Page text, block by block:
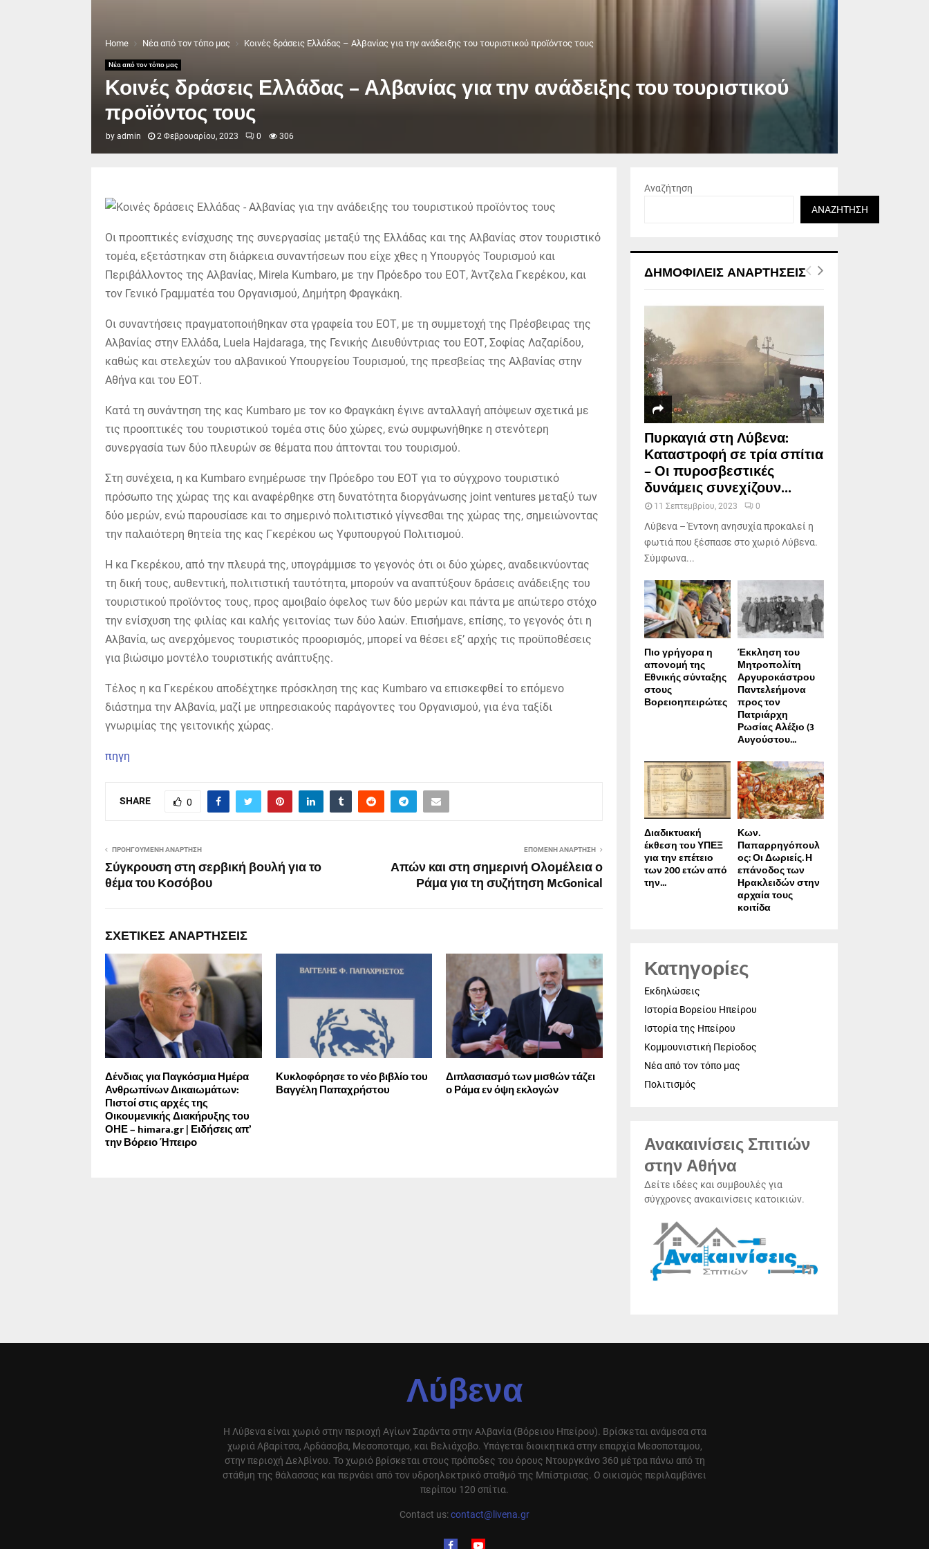
Home Νέα από τον τόπο μας Κοινές δράσεις Ελλάδας – Αλβανίας για την ανάδειξης του τουριστικού προϊόντος τους
Νέα από τον τόπο μας
Κοινές δράσεις Ελλάδας – Αλβανίας για την ανάδειξης του τουριστικού
προϊόντος τους
by admin 2 Φεβρουαρίου, 2023 0 306
Οι προοπτικές ενίσχυσης της συνεργασίας μεταξύ της Ελλάδας και της Αλβανίας στον τουριστικό
τομέα, εξετάστηκαν στη διάρκεια συναντήσεων που είχε χθες η Υπουργός Τουρισμού και
Περιβάλλοντος της Αλβανίας, Mirela Kumbaro, με την Πρόεδρο του ΕΟΤ, Άντζελα Γκερέκου, και
τον Γενικό Γραμματέα του Οργανισμού, Δημήτρη Φραγκάκη.
Οι συναντήσεις πραγματοποιήθηκαν στα γραφεία του ΕΟΤ, με τη συμμετοχή της Πρέσβειρας της
Αλβανίας στην Ελλάδα, Luela Hajdaraga, της Γενικής Διευθύντριας του ΕΟΤ, Σοφίας Λαζαρίδου,
καθώς και στελεχών του αλβανικού Υπουργείου Τουρισμού, της πρεσβείας της Αλβανίας στην
Αθήνα και του ΕΟΤ.
Κατά τη συνάντηση της κας Kumbaro με τον κο Φραγκάκη έγινε ανταλλαγή απόψεων σχετικά με
τις προοπτικές του τουριστικού τομέα στις δύο χώρες, ενώ συμφωνήθηκε η στενότερη
συνεργασία των δύο πλευρών σε θέματα που άπτονται του τουρισμού.
Στη συνέχεια, η κα Kumbaro ενημέρωσε την Πρόεδρο του ΕΟΤ για το σύγχρονο τουριστικό
πρόσωπο της χώρας της και αναφέρθηκε στη δυνατότητα διοργάνωσης joint ventures μεταξύ των
δύο μερών, ενώ παρουσίασε και το σημερινό πολιτιστικό γίγνεσθαι της χώρας της, σημειώνοντας
την παλαιότερη θητεία της κας Γκερέκου ως Υφυπουργού Πολιτισμού.
Η κα Γκερέκου, από την πλευρά της, υπογράμμισε το γεγονός ότι οι δύο χώρες, αναδεικνύοντας
τη δική τους, αυθεντική, πολιτιστική ταυτότητα, μπορούν να αναπτύξουν δράσεις ανάδειξης του
τουριστικού προϊόντος τους, προς αμοιβαίο όφελος των δύο μερών και πάντα με απώτερο στόχο
την ενίσχυση της φιλίας και καλής γειτονίας των δύο λαών. Επισήμανε, επίσης, το γεγονός ότι η
Αλβανία, ως ανερχόμενος τουριστικός προορισμός, μπορεί να θέσει εξ’ αρχής τις προϋποθέσεις
για βιώσιμο μοντέλο τουριστικής ανάπτυξης.
Τέλος η κα Γκερέκου αποδέχτηκε πρόσκληση της κας Κumbaro να επισκεφθεί το επόμενο
διάστημα την Αλβανία, μαζί με υπηρεσιακούς παράγοντες του Οργανισμού, για ένα ταξίδι
γνωριμίας της γειτονικής χώρας.
πηγη
SHARE 0
ΠΡΟΗΓΟΎΜΕΝΗ ΑΝΆΡΤΗΣΗ
Σύγκρουση στη σερβική βουλή για το
θέμα του Κοσόβου
ΕΠΌΜΕΝΗ ΑΝΆΡΤΗΣΗ
Απών και στη σημερινή Ολομέλεια ο
Ράμα για τη συζήτηση McGonical
ΣΧΕΤΙΚΈΣ ΑΝΑΡΤΉΣΕΙΣ
Δένδιας για Παγκόσμια Ημέρα
Ανθρωπίνων Δικαιωμάτων:
Πιστοί στις αρχές της
Οικουμενικής Διακήρυξης του
ΟΗΕ – himara.gr | Ειδήσεις απ’
την Βόρειο Ήπειρο
Κυκλοφόρησε το νέο βιβλίο του
Βαγγέλη Παπαχρήστου
Διπλασιασμό των μισθών τάζει
ο Ράμα εν όψη εκλογών
Αναζήτηση
ΑΝΑΖΉΤΗΣΗ
ΔΗΜΟΦΙΛΕΊΣ ΑΝΑΡΤΉΣΕΙΣ
Πυρκαγιά στη Λύβενα:
Καταστροφή σε τρία σπίτια
– Οι πυροσβεστικές
δυνάμεις συνεχίζουν...
11 Σεπτεμβρίου, 2023 0
Λύβενα – Έντονη ανησυχία προκαλεί η
φωτιά που ξέσπασε στο χωριό Λύβενα.
Σύμφωνα...
Πιο γρήγορα η
απονοµή της
Εθνικής σύνταξης
στους
Βορειοηπειρώτες
Έκκληση του
Μητροπολίτη
Αργυροκάστρου
Παντελεήμονα
προς τον
Πατριάρχη
Ρωσίας Αλέξιο (3
Αυγούστου...
Διαδικτυακή
έκθεση του ΥΠΕΞ
για την επέτειο
των 200 ετών από
την...
Κων.
Παπαρρηγόπουλ
ος: Οι Δωριείς. Η
επάνοδος των
Ηρακλειδών στην
αρχαία τους
κοιτίδα
Κατηγορίες
Εκδηλώσεις
Ιστορία Βορείου Ηπείρου
Ιστορία της Ηπείρου
Κομμουνιστική Περίοδος
Νέα από τον τόπο μας
Πολιτισμός
Ανακαινίσεις Σπιτιών
στην Αθήνα
Δείτε ιδέες και συμβουλές για
σύγχρονες ανακαινίσεις κατοικιών.
Λύβενα
Η Λύβενα είναι χωριό στην περιοχή Αγίων Σαράντα στην Αλβανία (Βόρειου Ηπείρου). Βρίσκεται ανάμεσα στα
χωριά Αβαρίτσα, Αρδάσοβα, Μεσοποταμο, και Βελιάχοβο. Υπάγεται διοικητικά στην επαρχία Μεσοποταμου,
στην περιοχή Δελβίνου. Το χωριό βρίσκεται στους πρόποδες του όρους Ντουργκάνο 360 μέτρα πάνω από τη
στάθμη της θάλασσας και περνάει από τον υδροηλεκτρικό σταθμό της Μπίστρισας. Ο οικισμός περιλαμβάνει
περίπου 120 σπίτια.
Contact us:contact@livena.gr